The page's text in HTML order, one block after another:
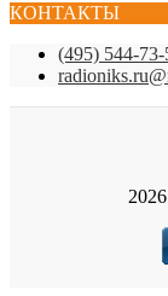
КОНТАКТЫ
(495) 544-